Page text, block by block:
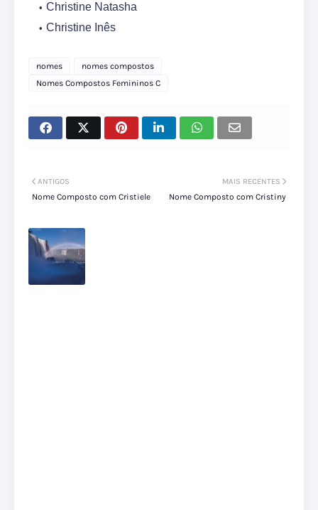
Christine Natasha
Christine Inês
nomes
nomes compostos
Nomes Compostos Femininos C
MAIS RECENTES
Nome Composto com Cristiny
ANTIGOS
Nome Composto com Cristiele